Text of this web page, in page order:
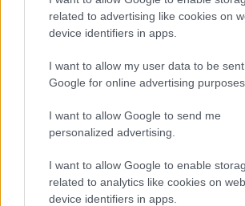
related to advertising like cookies on
device identifiers in apps.
I want to allow my user data to be
Google for online advertising purposes.
I want to allow Google to send me
personalized advertising.
I want to allow Google to enable
related to analytics like cookies on
device identifiers in apps.
Ripensare le tecnologie umanitarie
Martina Marchesi · 10 Lug 2026
B2B NEWS